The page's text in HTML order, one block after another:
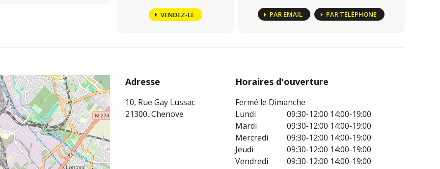
VENDEZ-LE PAR EMAIL PAR TÉLÉPHONE
Adresse
10, Rue Gay Lussac
21300, Chenove
Horaires d'ouverture
Fermé le Dimanche
Lundi
09:30-12:00 14:00-19:00
Mardi
09:30-12:00 14:00-19:00
Mercredi
09:30-12:00 14:00-19:00
Jeudi
09:30-12:00 14:00-19:00
Vendredi
09:30-12:00 14:00-19:00